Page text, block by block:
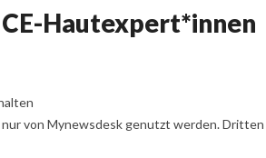
Hautexpert*innen
von Mynewsdesk genutzt werden.